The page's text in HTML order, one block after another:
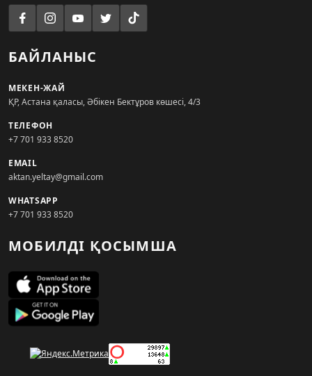
БАЙЛАНЫС
МЕКЕН-ЖАЙ
ҚР, Астана қаласы, Әбікен Бектұров көшесі, 4/3
ТЕЛЕФОН
+7 701 933 8520
EMAIL
aktan.yeltay@gmail.com
WHATSAPP
+7 701 933 8520
МОБИЛДІ ҚОСЫМША